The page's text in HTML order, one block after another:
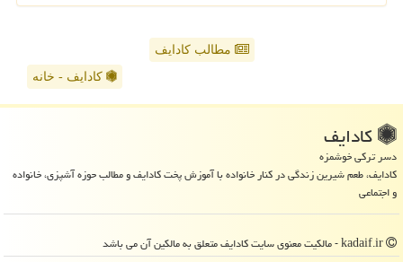
مطالب کادایف
کادایف - خانه
كادایف
دسر ترکی خوشمزه
کادایف، طعم شیرین زندگی در کنار خانواده با آموزش پخت کادایف و مطالب حوزه آشپزی، خانواده
و اجتماعی